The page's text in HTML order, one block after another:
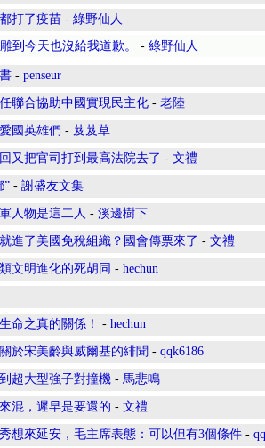
打了疫苗 - 綠野仙人
到今天也沒給我道歉。
- 綠野仙人
- penseur
聯合協助中國實現民主化 - 老陸
國英雄們 - 芨芨草
又把官司打到最高法院去了 - 文禮
” - 謝盛友文集
人物是這二人 - 溪邊樹下
進了美國免稅組織？國會傳票來了 - 文禮
文明進化的死胡同 - hechun
命之真的關係！ - hechun
於宋美齡與威爾基的緋聞 - qqk6186
超大型強子對撞機 - 馬悲鳴
混，遲早是要還的 - 文禮
想來延安，毛主席表態：可以但有3個條件 -